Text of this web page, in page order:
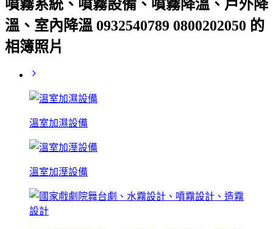
噴霧系統、噴霧設備、噴霧降溫、戶外降
溫、室內降溫 0932540789 0800202050 的
相簿照片
溫室加濕設備
溫室加溼設備